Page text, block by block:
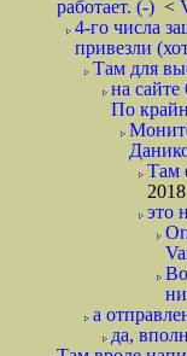
работает. (-) <
4-го числа
привезли
Там для
на
По
Там
это
а
да,